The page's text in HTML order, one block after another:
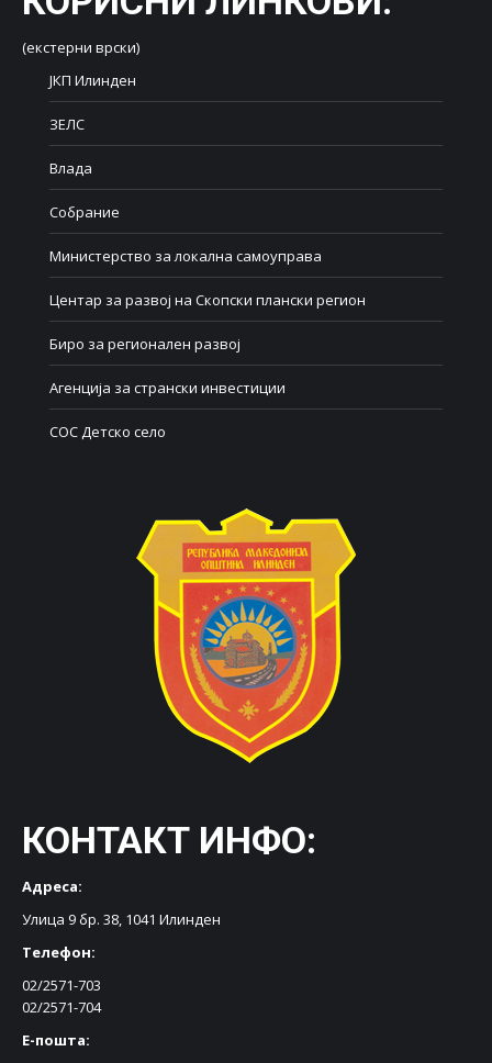
(екстерни врски)
ЈКП Илинден
ЗЕЛС
Влада
Собрание
Министерство за локална самоуправа
Центар за развој на Скопски плански регион
Биро за регионален развој
Агенција за странски инвестиции
СОС Детско село
КОНТАКТ ИНФО:
Адреса:
Улица 9 бр. 38, 1041 Илинден
Телефон:
02/2571-703
02/2571-704
Е-пошта: